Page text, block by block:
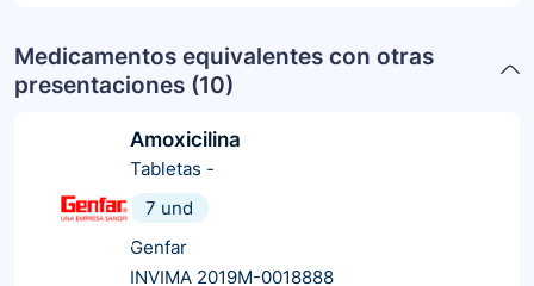
Medicamentos equivalentes con otras
presentaciones (10)
Amoxicilina
Tabletas -
7 und
Genfar
INVIMA 2019M-0018888